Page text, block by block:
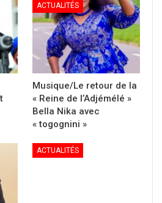
ACTUALITÉS
Musique/Le retour de la
« Reine de l’Adjémélé »
Bella Nika avec
« togognini »
ACTUALITÉS